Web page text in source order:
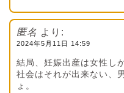
匿名 より:
2024年5月11日 14:59
結局、妊娠出産は女性し
社会はそれが出来ない、
ょ。